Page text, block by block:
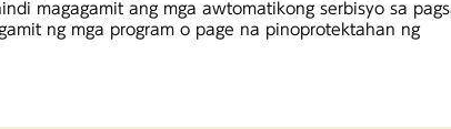
magagamit ang mga awtomatikong serbisyo sa
ng mga program o page na pinoprotektahan ng